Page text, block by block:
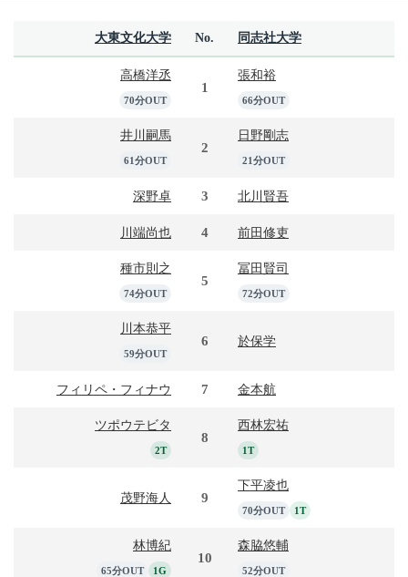
大東文化大学 No. 同志社大学
高橋洋丞
70分OUT
1
張和裕
66分OUT
井川嗣馬
61分OUT
2
日野剛志
21分OUT
深野卓 3 北川賢吾
川端尚也 4 前田修吏
種市則之
74分OUT
5
冨田賢司
72分OUT
川本恭平
59分OUT
6 於保学
フィリペ・フィナウ 7 金本航
ツポウテビタ
2T
8
西林宏祐
1T
茂野海人 9
下平凌也
70分OUT 1T
林博紀
65分OUT 1G
10
森脇悠輔
52分OUT